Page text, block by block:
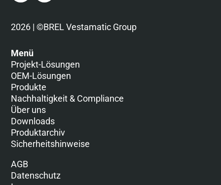
2026 | ©BREL Vestamatic Group
Menü
Projekt-Lösungen
OEM-Lösungen
Produkte
Nachhaltigkeit & Compliance
Über uns
Downloads
Produktarchiv
Sicherheitshinweise
AGB
Datenschutz